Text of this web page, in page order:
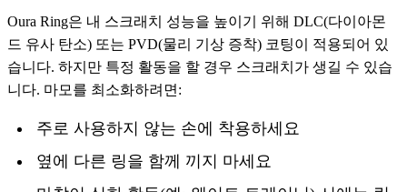
Oura Ring은 내 스크래치 성능을 높이기 위해 DLC(다이아몬
드 유사 탄소) 또는 PVD(물리 기상 증착) 코팅이 적용되어 있
습니다. 하지만 특정 활동을 할 경우 스크래치가 생길 수 있습
니다. 마모를 최소화하려면:
주로 사용하지 않는 손에 착용하세요
옆에 다른 링을 함께 끼지 마세요